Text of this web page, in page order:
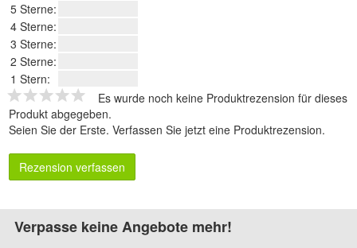
5 Sterne:
4 Sterne:
3 Sterne:
2 Sterne:
1 Stern:
Es wurde noch keine Produktrezension für dieses
Produkt abgegeben.
Seien Sie der Erste. Verfassen Sie jetzt eine Produktrezension.
Rezension verfassen
Verpasse keine Angebote mehr!